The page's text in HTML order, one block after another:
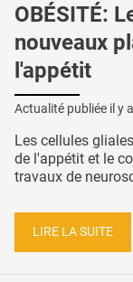
OBÉSITÉ:
nouveaux
l'appétit
Actualité publiée il y a
Les cellules
de l'appétit et le
travaux de
LIRE LA SUITE